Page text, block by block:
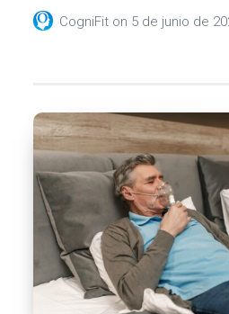
CogniFit on 5 de junio de